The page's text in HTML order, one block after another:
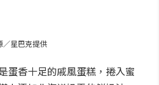
／星巴克提供
蛋香十足的戚風蛋糕，捲入蜜